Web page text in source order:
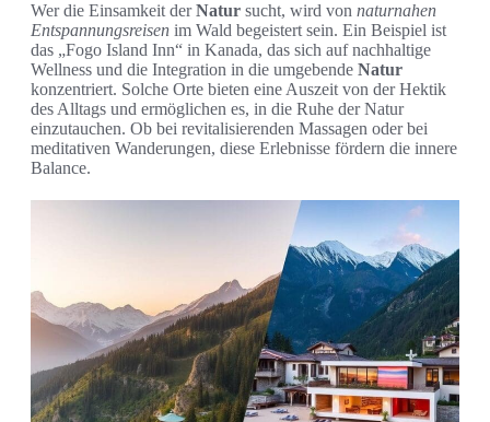
Wer die Einsamkeit derNatur sucht, wird von naturnahen
Entspannungsreisen im Wald begeistert sein. Ein Beispiel ist
das „Fogo Island Inn“ in Kanada, das sich auf nachhaltige
Wellness und die Integration in die umgebende Natur
konzentriert. Solche Orte bieten eine Auszeit von der Hektik
des Alltags und ermöglichen es, in die Ruhe der Natur
einzutauchen. Ob bei revitalisierenden Massagen oder bei
meditativen Wanderungen, diese Erlebnisse fördern die innere
Balance.